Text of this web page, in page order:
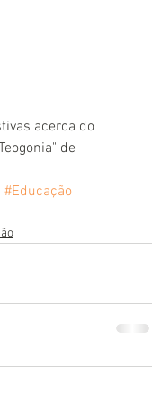
acerca do
de
#Educação